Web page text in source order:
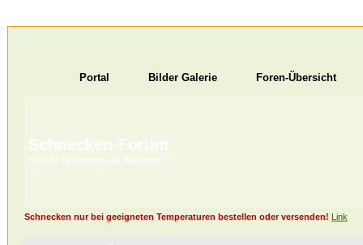
Portal Bilder Galerie Foren-Übersicht
Schnecken-Forum
Habt ihr Schnecken als Haustiere?
Schnecken nur bei geeigneten Temperaturen bestellen oder versenden! Link